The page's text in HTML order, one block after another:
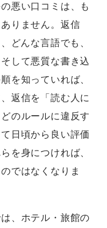
悪い口コミは、も
りません。返信
どんな言語でも、
して悪質な書き込
を知っていれば、
返信を「読む人に
のルールに違反す
日頃から良い評価
を身につければ、
ではなくなりま
、ホテル・旅館の